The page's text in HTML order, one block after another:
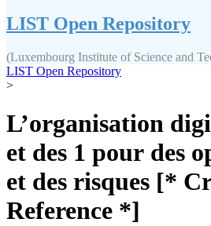
LIST Open Repository
(Luxembourg Institute of Science and
LIST Open Repository
>
L’organisation
et des 1 pour des
et des risques [*
Reference *]